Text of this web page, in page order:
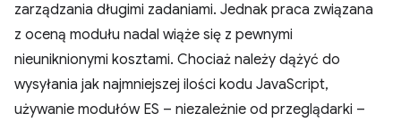
zarządzania długimi zadaniami. Jednak praca związana
z oceną modułu nadal wiąże się z pewnymi
nieuniknionymi kosztami. Chociaż należy dążyć do
wysyłania jak najmniejszej ilości kodu JavaScript,
używanie modułów ES – niezależnie od przeglądarki –